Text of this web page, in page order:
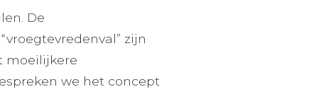
De
zijn
moeilijkere
we het concept